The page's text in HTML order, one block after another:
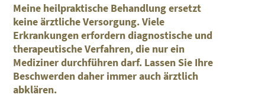
Meine heilpraktische Behandlung ersetzt
keine ärztliche Versorgung. Viele
Erkrankungen erfordern diagnostische und
therapeutische Verfahren, die nur ein
Mediziner durchführen darf. Lassen Sie Ihre
Beschwerden daher immer auch ärztlich
abklären.